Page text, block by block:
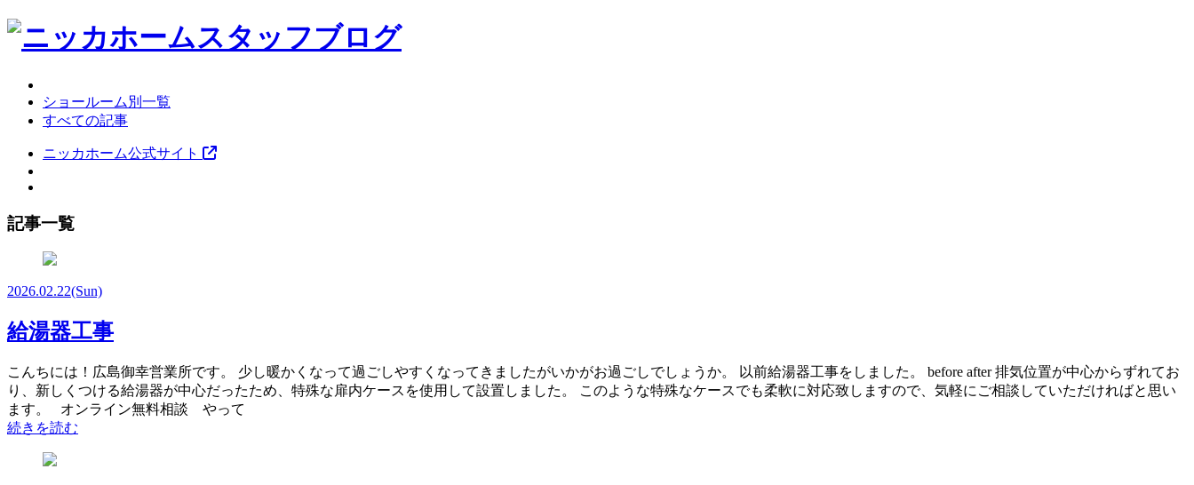
ショールーム別一覧
すべての記事
ニッカホーム公式サイト
記事一覧
2026.02.22(Sun)
給湯器工事
こんちには！広島御幸営業所です。 少し暖かくなって過ごしやすくなってきましたがいかがお過ごしでしょうか。 以前給湯器工事をしました。 before after 排気位置が中心からずれてお
り、新しくつける給湯器が中心だったため、特殊な扉内ケースを使用して設置しました。 このような特殊なケースでも柔軟に対応致しますので、気軽にご相談していただければと思い
ます。 オンライン無料相談 やって
続きを読む